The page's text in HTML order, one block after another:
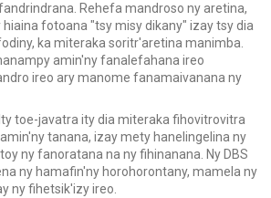
Rehefa mandroso ny aretina,
fotoana "tsy misy dikany" izay tsy dia
ka miteraka soritr'aretina manimba.
amin'ny fanalefahana ireo
ireo ary manome fanamaivanana ny
toe-javatra ity dia miteraka fihovitrovitra
tanana, izay mety hanelingelina ny
ny fanoratana na ny fihinanana. Ny DBS
ny hamafin'ny horohorontany, mamela ny
ny fihetsik'izy ireo.